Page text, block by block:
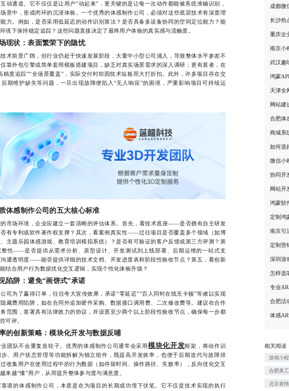
动通道。它不仅仅是让用户“动起来”，更关键的是让每一次动作都能被系统准确识别，
景中，形成闭环的沉浸体验。一个优秀的体感制作公司，必须对这些底层技术有深度理
力。例如，是否采用低延迟的动作识别算法？是否具备多设备协同的空间定位能力？能
境下保持稳定追踪？这些问题直接决定了最终用户体验的真实感与流畅度。
现状：表面繁荣下的隐忧
前景广阔，但行业仍处于快速发展阶段，大量中小型公司涌入，导致整体水平参差不
靠外包引擎或简单套用模板搭建项目，缺乏对真实场景需求的深入调研；更有甚者，在
精度追踪”“全场景覆盖”，实际交付时却因技术短板而大打折扣。此外，许多项目存在交
期维护缺失等问题，一旦出现故障便陷入“无人响应”的困境，严重影响项目可持续运
体感制作公司的五大核心标准
场环境，企业应建立一套清晰的评估体系。首先，看技术底座——是否拥有自主研发
有专利或软件著作权支撑？其次，看案例真实性——过往项目是否覆盖多个领域（如博
主题乐园体感游戏、教育培训模拟系统）？是否有可验证的客户反馈或第三方评测？第
整性——是否提供从需求分析、原型设计、开发测试到上线部署、后期运维的一站式支
通透明度——能否提供详细的技术文档、开发进度表和阶段性验收节点？第五，看创新
结合用户行为数据优化交互逻辑，实现个性化体验升级？
陷阱：避免“画饼式”承诺
为了赢得订单，往往夸大宣传效果，承诺“零延迟”“百人同时在线无卡顿”等难以实现
藏费用陷阱，如在合同外追加硬件采购、数据接口调用费、二次修改费等。建议在合作
范围，签署具有法律效力的协议，并设置至少两个以上阶段性验收节点，确保每一步都
可评。
的创新策略：模块化开发与数据反哺
队不会重复造轮子。优秀的体感制作公司通常会采用模块化开发框架，将动作识
、用户状态管理等功能拆解为独立组件，既提高开发效率，也便于后期迭代与故障排
收集用户在使用过程中的行为数据（如停留时间、操作路径、失败率），反向优化交互
来越“懂”用户，从而提升整体参与度与满意度。
的体感制作公司，本质是在为项目的长期成功埋下伏笔。它不仅是技术实现的执行
成都微
长沙热
重庆企
南京小
武汉趣
鸿蒙
天津全
网站建
合肥体
商城系
如何选
微信小
协同开
网站开
鸿蒙软
定制鸿
南京引
定制营
深圳游
怎样选
专业
合肥活
体感
相关阅读
游戏小
合肥美
北京表